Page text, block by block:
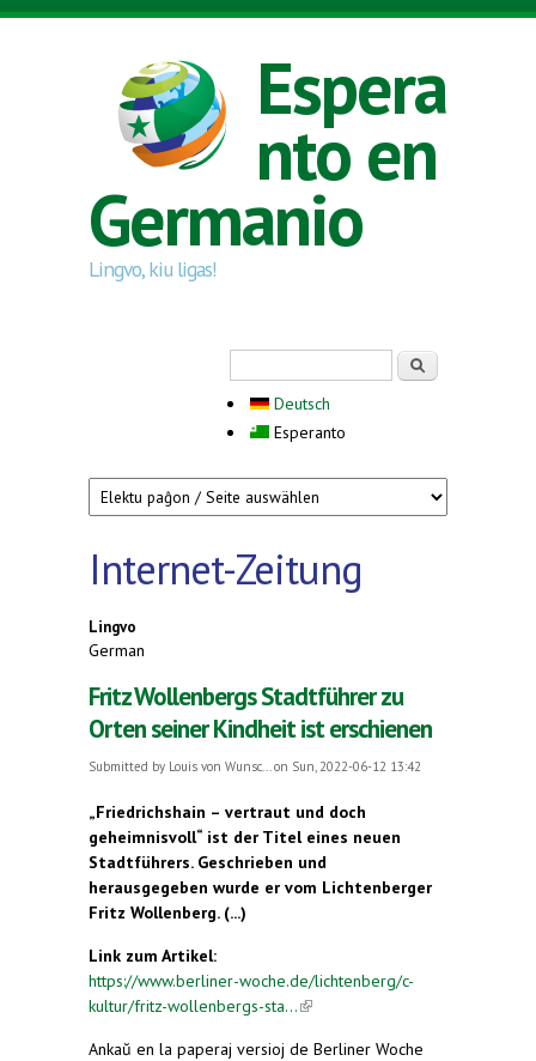
Skip to main content
Espera
nto en
Germanio
Lingvo, kiu ligas!
Deutsch
Esperanto
Internet-Zeitung
Lingvo
German
Fritz Wollenbergs Stadtführer zu
Orten seiner Kindheit ist erschienen
Submitted by Louis von Wunsc... on Sun, 2022-06-12 13:42
„Friedrichshain – vertraut und doch
geheimnisvoll“ ist der Titel eines neuen
Stadtführers. Geschrieben und
herausgegeben wurde er vom Lichtenberger
Fritz Wollenberg. (...)
Link zum Artikel:
https://www.berliner-woche.de/lichtenberg/c-
kultur/fritz-wollenbergs-sta...(link is external)
Ankaŭ en la paperaj versioj de Berliner Woche